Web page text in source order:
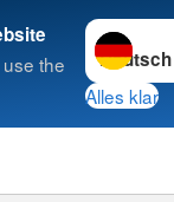
the
Sprache
Alles klar